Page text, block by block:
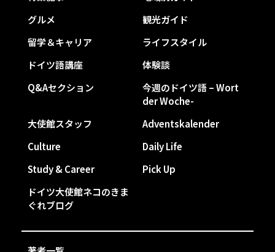
グルメ
観光ガイド
留学＆キャリア
ライフスタイル
ドイツ語講座
体験談
Q&Aセクション
今週のドイツ語 – Wort
der Woche-
大使館スタッフ
Adventskalender
Culture
Daily Life
Study & Career
Pick Up
ドイツ大使館ネコのきま
ぐれブログ